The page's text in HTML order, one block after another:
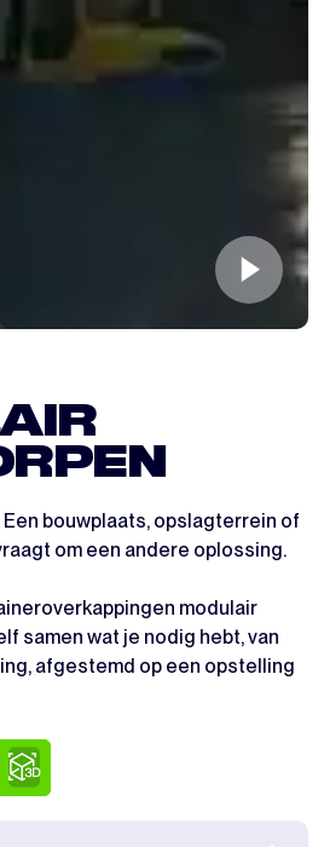
bouwplaats, opslagterrein of
om een andere oplossing.
modulair
samen wat je nodig hebt, van
afgestemd op een opstelling